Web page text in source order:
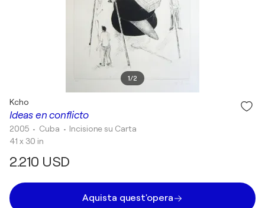
1/2
Ideas en conflicto
Kcho
2005 • Cuba • Incisione su Carta
41 x 30 in
2.210 USD
Aquista quest'opera